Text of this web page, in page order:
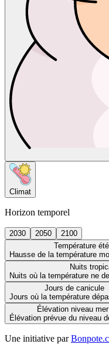
Climat
Horizon temporel
2030 2050
2100
Température été
Hausse de la température
Nuits
Nuits où la température ne
Jours de canicule
Jours où la température
Élévation niveau mer
Élévation prévue du niveau
Une initiative par